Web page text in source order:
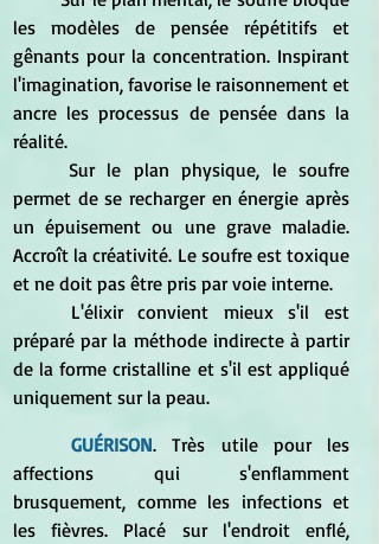
les modèles de pensée répétitifs et
gênants pour la concentration. Inspirant
l'imagination, favorise le raisonnement et
ancre les processus de pensée dans la
réalité.
permet de se recharger en énergie après
un épuisement ou une grave maladie.
Accroît la créativité. Le soufre est toxique
et ne doit pas être pris par voie interne.
préparé par la méthode indirecte à partir
de la forme cristalline et s'il est appliqué
uniquement sur la peau.
GUÉRISON. Très utile pour les
affections qui s'enflamment
brusquement, comme les infections et
les fièvres. Placé sur l'endroit enflé,